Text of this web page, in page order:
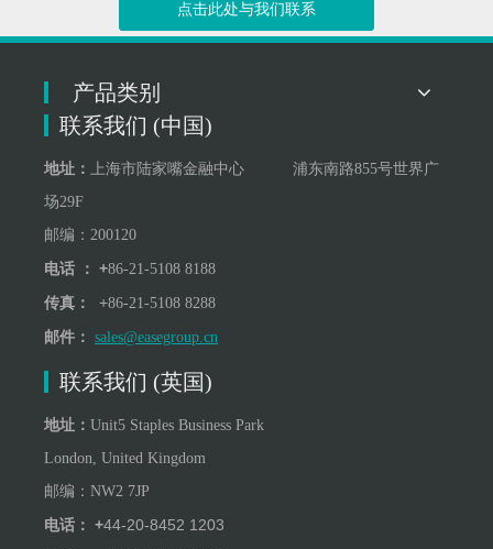
点击此处与我们联系
产品类别
联系我们 (中国)
地址： 上海市陆家嘴金融中心 浦东南路855号世界广
场29F
邮编：200120
电话 ： +86-21-5108 8188
传真： +86-21-5108 8288
邮件： sales@easegroup.cn
联系我们 (英国)
地址： Unit5 Staples Business Park
London, United Kingdom
邮编： NW2 7JP
电话： +44-20-8452 1203